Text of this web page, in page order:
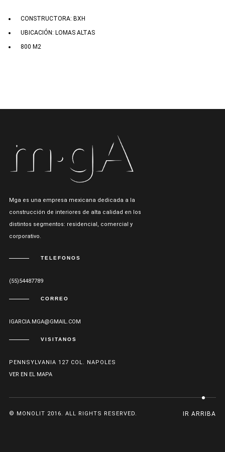
CONSTRUCTORA: BXH
UBICACIÓN: LOMAS ALTAS
800 M2
Mga es una empresa mexicana dedicada a la
construcción de interiores de alta calidad en los
distintos segmentos: residencial, comercial y
corporativo.
TELEFONOS
(55)54487789
CORREO
IGARCIA.MGA@GMAIL.COM
VISITANOS
PENNSYLVANIA 127 COL. NAPOLES
VER EN EL MAPA
© MONOLIT 2016. ALL RIGHTS RESERVED. IR ARRIBA